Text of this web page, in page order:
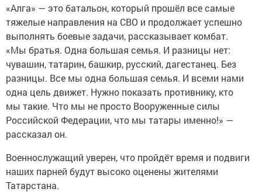
«Алга» — это батальон, который прошёл все самые
тяжелые направления на СВО и продолжает успешно
выполнять боевые задачи, рассказывает комбат.
«Мы братья. Одна большая семья. И разницы нет:
чувашин, татарин, башкир, русский, дагестанец. Без
разницы. Все мы одна большая семья. И всеми нами
одна цель движет. Нужно показать противнику, кто
мы такие. Что мы не просто Вооруженные силы
Российской Федерации, что мы татары именно!» —
рассказал он.
Военнослужащий уверен, что пройдёт время и подвиги
наших парней будут высоко оценены жителями
Татарстана.